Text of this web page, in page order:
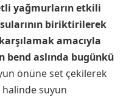
yağmurların etkili
biriktirilerek
amacıyla
bend aslında bugünkü
önüne set çekilerek
suyun